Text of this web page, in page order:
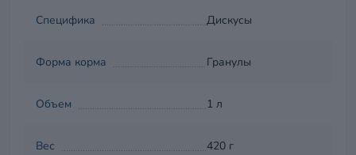
Специфика
Дискусы
Форма корма Гранулы
Объем 1 л
Вес 420 г